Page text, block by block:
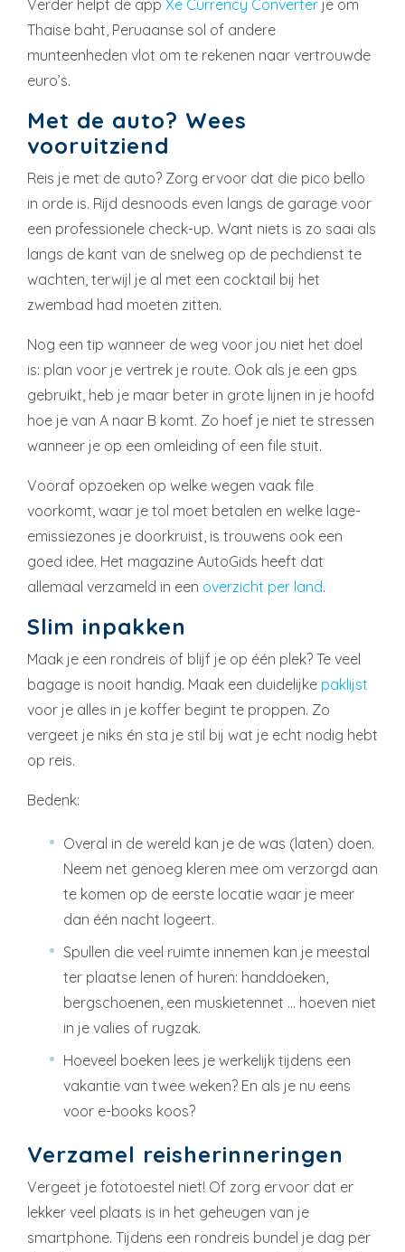
Verder helpt de app Xe Currency Converter je om
Thaise baht, Peruaanse sol of andere
munteenheden vlot om te rekenen naar vertrouwde
euro’s.
Met de auto? Wees
vooruitziend
Reis je met de auto? Zorg ervoor dat die pico bello
in orde is. Rijd desnoods even langs de garage voor
een professionele check-up. Want niets is zo saai als
langs de kant van de snelweg op de pechdienst te
wachten, terwijl je al met een cocktail bij het
zwembad had moeten zitten.
Nog een tip wanneer de weg voor jou niet het doel
is: plan voor je vertrek je route. Ook als je een gps
gebruikt, heb je maar beter in grote lijnen in je hoofd
hoe je van A naar B komt. Zo hoef je niet te stressen
wanneer je op een omleiding of een file stuit.
Vooraf opzoeken op welke wegen vaak file
voorkomt, waar je tol moet betalen en welke lage-
emissiezones je doorkruist, is trouwens ook een
goed idee. Het magazine AutoGids heeft dat
allemaal verzameld in een overzicht per land.
Slim inpakken
Maak je een rondreis of blijf je op één plek? Te veel
bagage is nooit handig. Maak een duidelijke paklijst
voor je alles in je koffer begint te proppen. Zo
vergeet je niks én sta je stil bij wat je echt nodig hebt
op reis.
Bedenk:
Overal in de wereld kan je de was (laten) doen.
Neem net genoeg kleren mee om verzorgd aan
te komen op de eerste locatie waar je meer
dan één nacht logeert.
Spullen die veel ruimte innemen kan je meestal
ter plaatse lenen of huren: handdoeken,
bergschoenen, een muskietennet … hoeven niet
in je valies of rugzak.
Hoeveel boeken lees je werkelijk tijdens een
vakantie van twee weken? En als je nu eens
voor e-books koos?
Verzamel reisherinneringen
Vergeet je fototoestel niet! Of zorg ervoor dat er
lekker veel plaats is in het geheugen van je
smartphone. Tijdens een rondreis bundel je dag per